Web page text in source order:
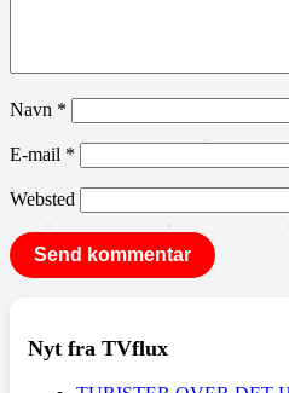
Navn *
E-mail *
Websted
Nyt fra TVflux